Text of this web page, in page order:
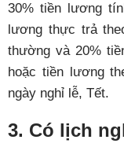
30% tiền lương
lương thực trả
thường và 20%
hoặc tiền lương
ngày nghỉ lễ, Tết.
3. Có lịch